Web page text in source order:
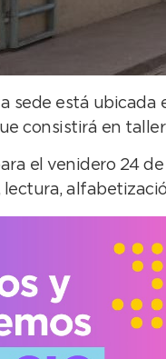
sede está
consistirá en
el venidero 24